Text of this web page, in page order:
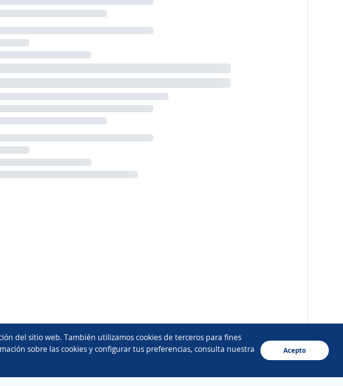
del sitio web. También utilizamos cookies de terceros para fines
sobre las cookies y configurar tus preferencias, consulta nuestra
Acepto